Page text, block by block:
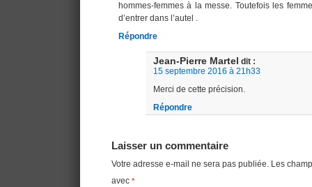
hommes-femmes à la messe. Toutefois les
d’entrer dans l’autel .
Répondre
Jean-Pierre Martel dit :
15 septembre 2016 à 21h33
Merci de cette précision.
Répondre
Laisser un commentaire
Votre adresse e-mail ne sera pas publiée. Les
avec *